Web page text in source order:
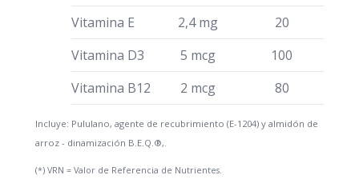
Vitamina E
2,4 mg
20
Vitamina D3
5 mcg
100
Vitamina B12
2 mcg 80
Incluye: Pululano, agente de recubrimiento (E-1204) y almidón de
arroz - dinamización B.E.Q.®,.
(*) VRN = Valor de Referencia de Nutrientes.